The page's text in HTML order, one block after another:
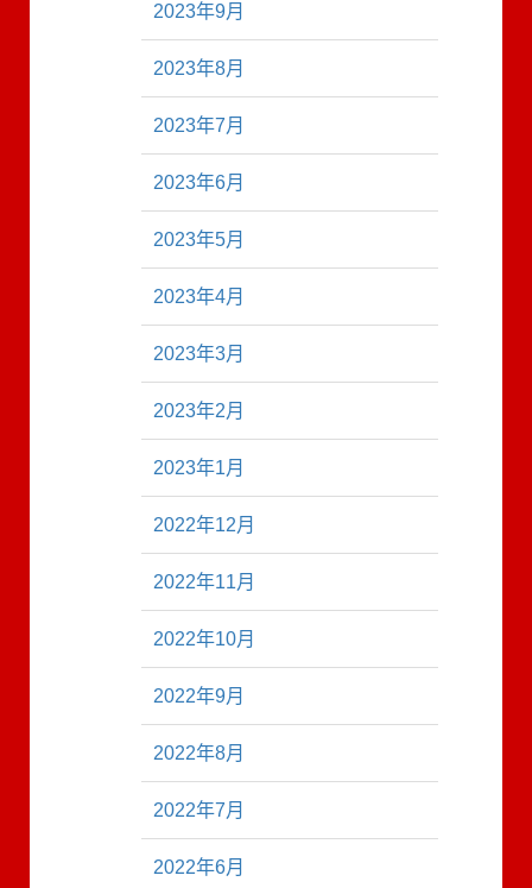
2023年9月
2023年8月
2023年7月
2023年6月
2023年5月
2023年4月
2023年3月
2023年2月
2023年1月
2022年12月
2022年11月
2022年10月
2022年9月
2022年8月
2022年7月
2022年6月